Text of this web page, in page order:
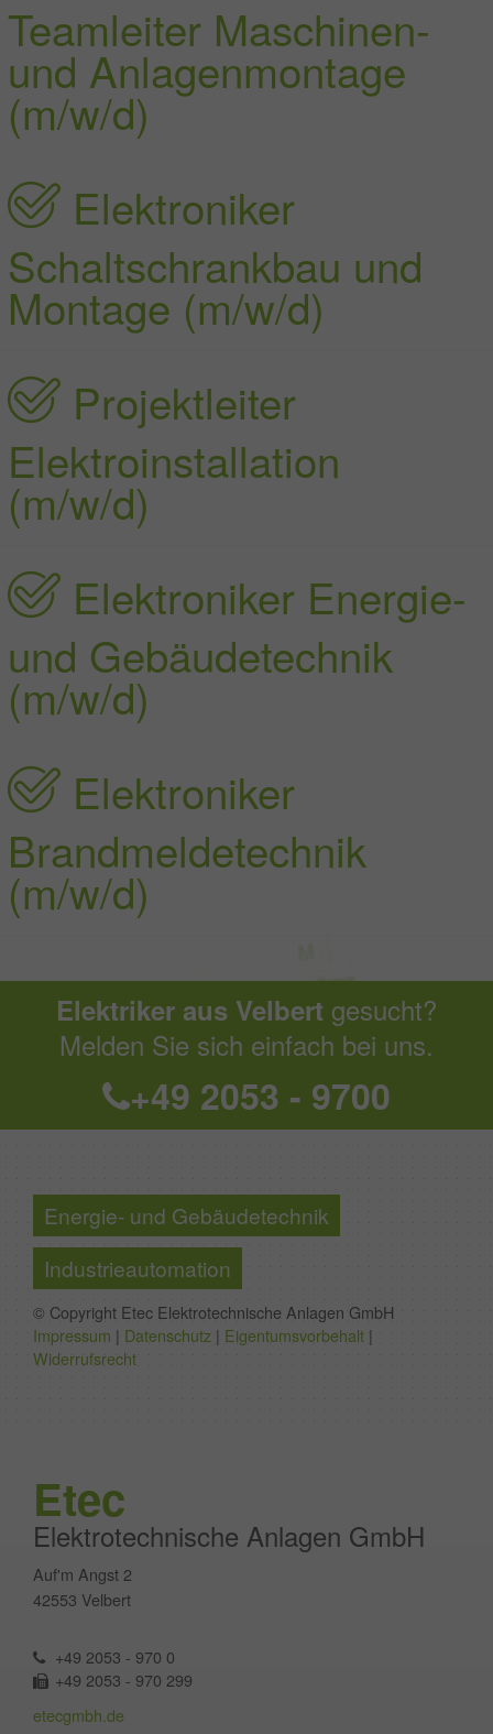
Teamleiter Maschinen-
und Anlagenmontage
(m/w/d)
Elektroniker
Schaltschrankbau und
Montage (m/w/d)
Projektleiter
Elektroinstallation
(m/w/d)
Elektroniker Energie-
und Gebäudetechnik
(m/w/d)
Elektroniker
Brandmeldetechnik
(m/w/d)
Elektriker aus Velbert gesucht?
Melden Sie sich einfach bei uns.
+49 2053 - 9700
Energie- und Gebäudetechnik
Industrieautomation
© Copyright Etec Elektrotechnische Anlagen GmbH
Impressum | Datenschutz | Eigentumsvorbehalt |
Widerrufsrecht
Etec
Elektrotechnische Anlagen GmbH
Auf'm Angst 2
42553 Velbert
+49 2053 - 970 0
+49 2053 - 970 299
etecgmbh.de